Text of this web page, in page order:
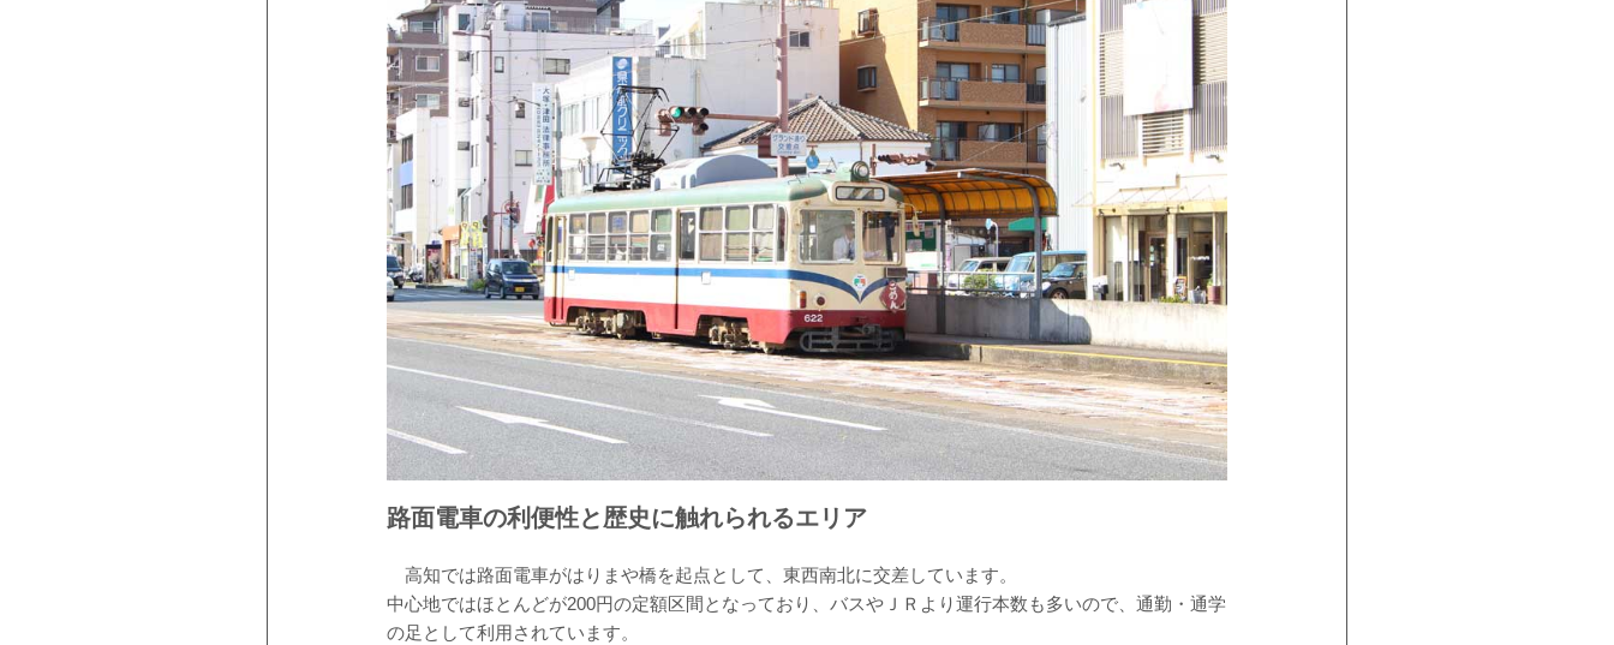
路面電車の利便性と歴史に触れられるエリア
高知では路面電車がはりまや橋を起点として、東西南北に交差しています。
中心地ではほとんどが200円の定額区間となっており、バスやＪＲより運行本数も多いので、通勤・通学
の足として利用されています。